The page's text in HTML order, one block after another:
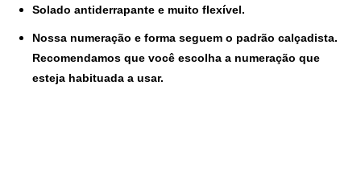
Solado antiderrapante e muito flexível.
Nossa numeração e forma seguem o padrão calçadista.
Recomendamos que você escolha a numeração que
esteja habituada a usar.